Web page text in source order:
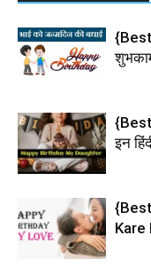
{Best
{Best
इन
Kare